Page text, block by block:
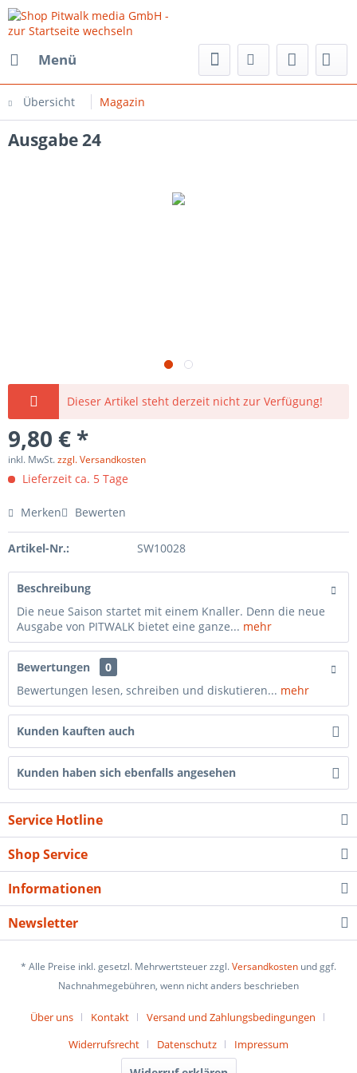
Menü
Übersicht Magazin
Ausgabe 24
Dieser Artikel steht derzeit nicht zur Verfügung!
9,80 € *
inkl. MwSt.zzgl. Versandkosten
Lieferzeit ca. 5 Tage
Merken Bewerten
Artikel-Nr.: SW10028
Beschreibung
Die neue Saison startet mit einem Knaller. Denn die neue
Ausgabe von PITWALK bietet eine ganze... mehr
Bewertungen
0
Bewertungen lesen, schreiben und diskutieren... mehr
Kunden kauften auch
Kunden haben sich ebenfalls angesehen
Service Hotline
Shop Service
Informationen
Newsletter
* Alle Preise inkl. gesetzl. Mehrwertsteuer zzgl.Versandkosten und ggf.
Nachnahmegebühren, wenn nicht anders beschrieben
Über uns Kontakt
Versand und Zahlungsbedingungen
Widerrufsrecht
Datenschutz Impressum